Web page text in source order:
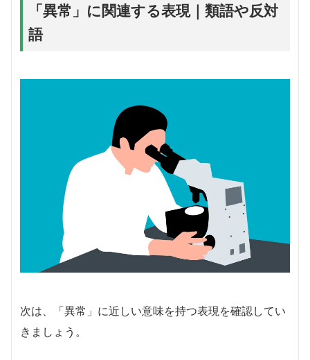
「異常」に関連する表現｜類語や反対
語
次は、「異常」に近しい意味を持つ表現を確認してい
きましょう。